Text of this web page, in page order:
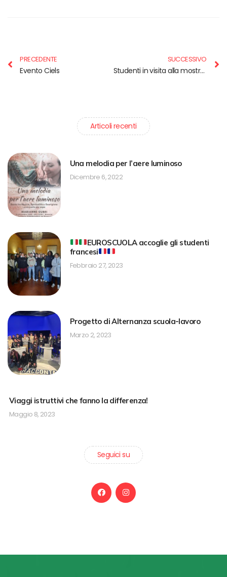
PRECEDENTE
Evento Ciels
SUCCESSIVO
Studenti in visita alla mostra Van Gogh Experience
Articoli recenti
Una melodia per l’aere luminoso
Dicembre 6, 2022
EUROSCUOLA accoglie gli studenti
francesi
Febbraio 27, 2023
Progetto di Alternanza scuola-lavoro
Marzo 2, 2023
Viaggi istruttivi che fanno la differenza!
Maggio 8, 2023
Seguici su